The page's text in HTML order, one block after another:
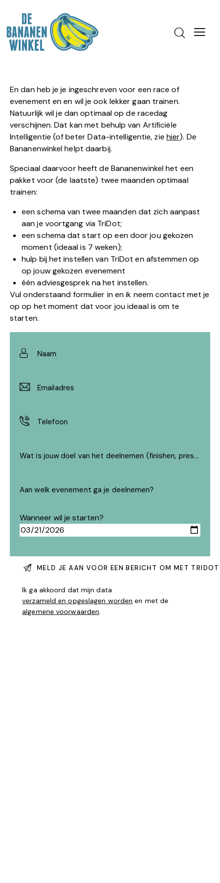
En dan heb je je ingeschreven voor een race of
evenement en en wil je ook lekker gaan trainen.
Natuurlijk wil je dan optimaal op de racedag
verschijnen. Dat kan met behulp van Artificiële
Intelligentie (of beter Data-intelligentie, zie hier). De
Bananenwinkel helpt daarbij.
Speciaal daarvoor heeft de Bananenwinkel het een
pakket voor (de laatste) twee maanden optimaal
trainen:
een schema van twee maanden dat zich aanpast
aan je voortgang via TriDot;
een schema dat start op een door jou gekozen
moment (ideaal is 7 weken);
hulp bij het instellen van TriDot en afstemmen op
op jouw gekozen evenement
één adviesgesprek na het instellen.
Vul onderstaand formulier in en ik neem contact met je
op op het moment dat voor jou ideaal is om te
starten.
Wanneer wil je starten?
Ik ga akkoord dat mijn data
verzameld en opgeslagen worden en met de
algemene voorwaarden.